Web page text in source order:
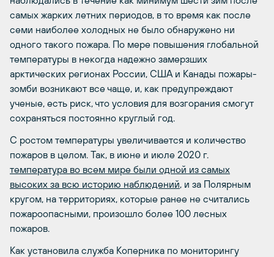
самых жарких летних периодов, в то время как после
семи наиболее холодных не было обнаружено ни
одного такого пожара. По мере повышения глобальной
температуры в некогда надежно замерзших
арктических регионах России, США и Канады пожары-
зомби возникают все чаще, и, как предупреждают
ученые, есть риск, что условия для возгорания смогут
сохраняться постоянно круглый год.
С ростом температуры увеличивается и количество
пожаров в целом. Так, в июне и июле 2020 г.
температура во всем мире были одной из самых
высоких за всю историю наблюдений, и за Полярным
кругом, на территориях, которые ранее не считались
пожароопасными, произошло более 100 лесных
пожаров.
Как установила служба Коперника по мониторингу